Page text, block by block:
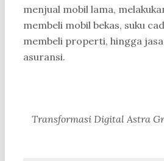
menjual mobil lama,
membeli mobil bekas, suku
membeli properti, hingga
asuransi.
Transformasi Digital Astra